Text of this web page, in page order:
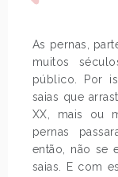
As pernas,
muitos
público. Por
saias que
XX, mais ou
pernas
então, não se
saias. E com
POST
OVERDOSE: COPA
MUNDO